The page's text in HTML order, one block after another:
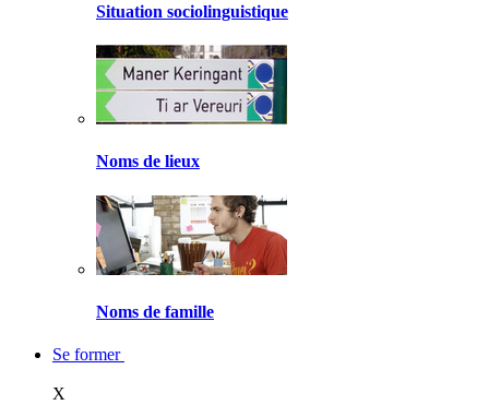
Situation sociolinguistique
Noms de lieux
Noms de famille
Se former
X